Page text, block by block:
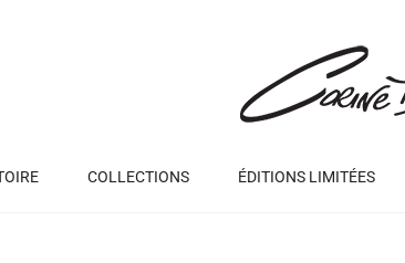
COLLECTIONS ÉDITIONS LIMITÉES